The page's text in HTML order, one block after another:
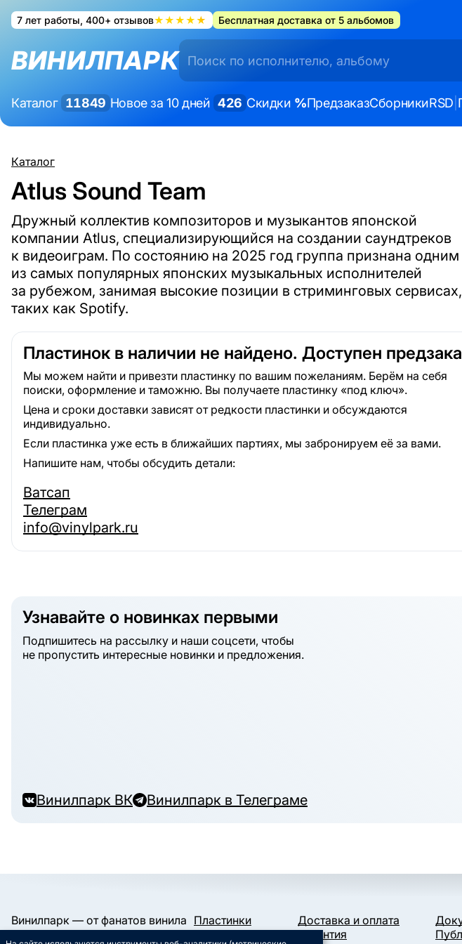
7 лет работы, 400+ отзывов★★★★★ Бесплатная доставка от 5 альбомов
ВИНИЛПАРК
Каталог 11849 Новое за 10 дней 426 Скидки %ПредзаказСборникиRSD
Каталог
Atlus Sound Team
Дружный коллектив композиторов и музыкантов японской
компании Atlus, специализирующийся на создании саундтреков
к видеоиграм. По состоянию на 2025 год группа признана одним
из самых популярных японских музыкальных исполнителей
за рубежом, занимая высокие позиции в стриминговых сервисах,
таких как Spotify.
Пластинок в наличии не найдено. Доступен
Мы можем найти и привезти пластинку по вашим пожеланиям. Берём на себя
поиски, оформление и таможню. Вы получаете пластинку «под ключ».
Цена и сроки доставки зависят от редкости пластинки и обсуждаются
индивидуально.
Если пластинка уже есть в ближайших партиях, мы забронируем её за вами.
Напишите нам, чтобы обсудить детали:
Ватсап
Телеграм
info@vinylpark.ru
Узнавайте о новинках первыми
Подпишитесь на рассылку и наши соцсети, чтобы
не пропустить интересные новинки и предложения.
Винилпарк ВК Винилпарк в Телеграме
Винилпарк — от фанатов винила
и для фанатов винила.
Пластинки
Конверты и пакеты
Доставка и оплата
Гарантия